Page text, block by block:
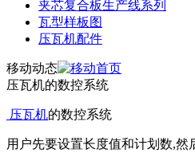
夹芯复合板生产线系列
瓦型样板图
压瓦机配件
移动动态
压瓦机的数控系统
压瓦机的数控系统
用户先要设置长度值和计划数,